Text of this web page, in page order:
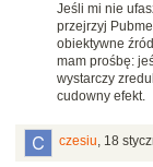
Jeśli mi nie
przejrzyj
obiektywne
mam prośbę:
wystarczy
cudowny efekt.
czesiu, 18